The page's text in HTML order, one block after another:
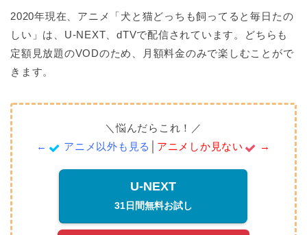
2020年現在、アニメ「犬と猫どっちも飼ってると毎日たの
しい」は、U-NEXT、dTVで配信されています。どちらも
定額見放題のVODのため、月額料金のみで楽しむことがで
きます。
＼悩んだらこれ！／
←
アニメ以外も見る アニメしか見ない →
U-NEXT
31日間無料お試し